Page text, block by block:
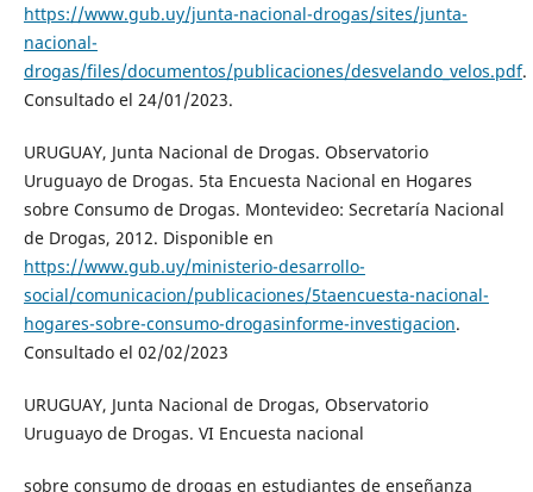
https://www.gub.uy/junta-nacional-drogas/sites/junta-
nacional-
drogas/files/documentos/publicaciones/desvelando_velos.pdf.
Consultado el 24/01/2023.
URUGUAY, Junta Nacional de Drogas. Observatorio
Uruguayo de Drogas. 5ta Encuesta Nacional en Hogares
sobre Consumo de Drogas. Montevideo: Secretaría Nacional
de Drogas, 2012. Disponible en
https://www.gub.uy/ministerio-desarrollo-
social/comunicacion/publicaciones/5taencuesta-nacional-
hogares-sobre-consumo-drogasinforme-investigacion.
Consultado el 02/02/2023
URUGUAY, Junta Nacional de Drogas, Observatorio
Uruguayo de Drogas. VI Encuesta nacional
sobre consumo de drogas en estudiantes de enseñanza